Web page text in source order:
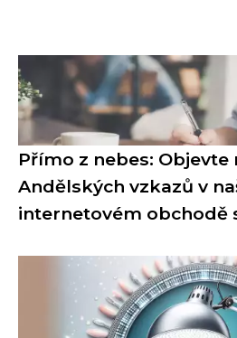
Přímo z nebes:
Andělských vzkazů v
internetovém obchodě